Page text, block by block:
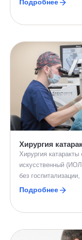
Подробнее
Хирургия
Хирургия
искусственный
без
Подробнее